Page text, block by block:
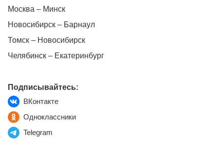
Москва – Минск
Новосибирск – Барнаул
Томск – Новосибирск
Челябинск – Екатеринбург
Подписывайтесь:
ВКонтакте
Одноклассники
Telegram